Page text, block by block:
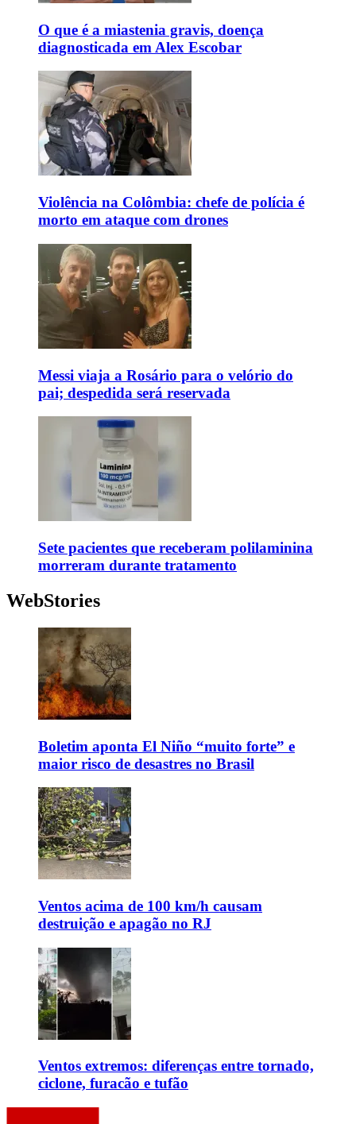
O que é a miastenia gravis, doença
diagnosticada em Alex Escobar
Violência na Colômbia: chefe de polícia é
morto em ataque com drones
Messi viaja a Rosário para o velório do
pai; despedida será reservada
Sete pacientes que receberam polilaminina
morreram durante tratamento
WebStories
Boletim aponta El Niño “muito forte” e
maior risco de desastres no Brasil
Ventos acima de 100 km/h causam
destruição e apagão no RJ
Ventos extremos: diferenças entre tornado,
ciclone, furacão e tufão